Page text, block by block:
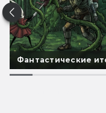
Фантастические